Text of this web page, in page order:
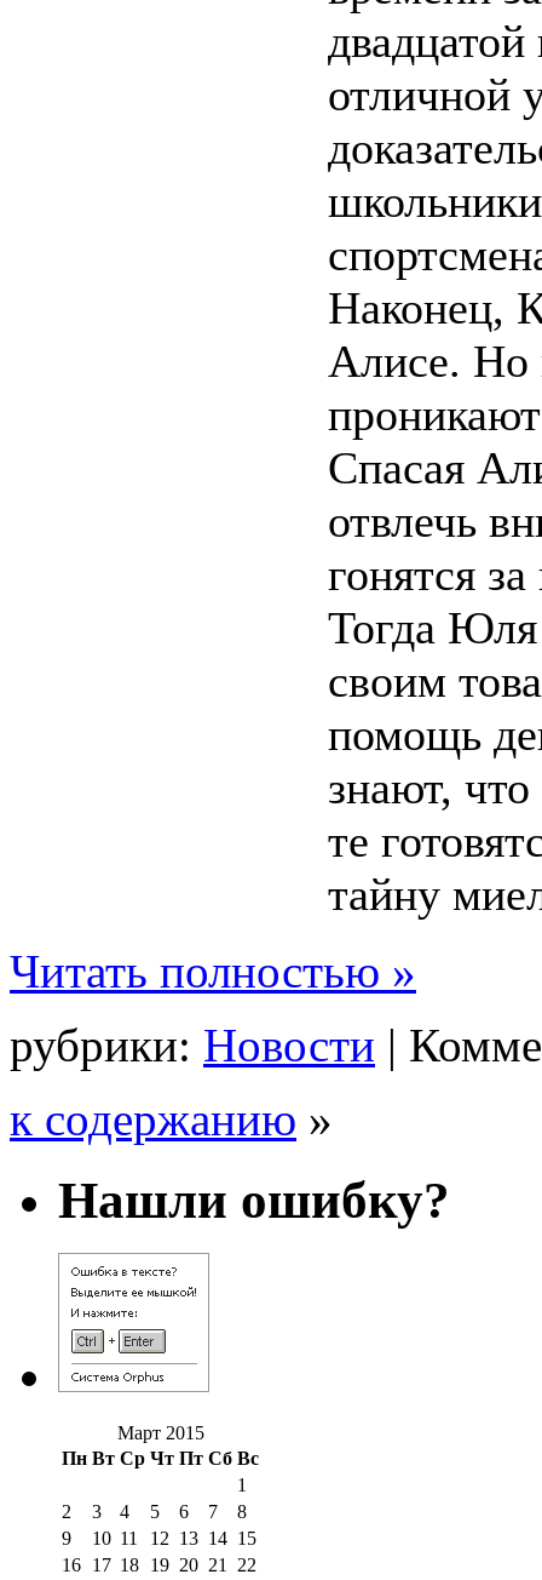
отличной
Наконец,
Алисе. Но
Спасая
отвлечь
гонятся
Тогда Юля
своим
помощь
знают,
те
тайну
Читать полностью »
рубрики: Новости |
к содержанию »
Нашли ошибку?
Март 2015
Пн Вт Ср Чт Пт Сб Вс
1
2
3 4 5 6 7
8
9
10 11 12 13 14 15
16 17 18 19 20 21 22